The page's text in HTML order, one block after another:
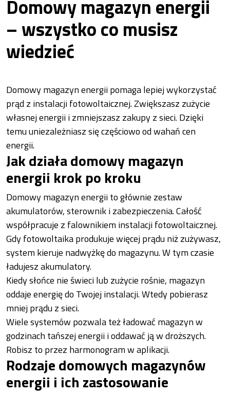
Domowy magazyn energii
– wszystko co musisz
wiedzieć
Domowy magazyn energii pomaga lepiej wykorzystać
prąd z instalacji fotowoltaicznej. Zwiększasz zużycie
własnej energii i zmniejszasz zakupy z sieci. Dzięki
temu uniezależniasz się częściowo od wahań cen
energii.
Jak działa domowy magazyn
energii krok po kroku
Domowy magazyn energii to głównie zestaw
akumulatorów, sterownik i zabezpieczenia. Całość
współpracuje z falownikiem instalacji fotowoltaicznej.
Gdy fotowoltaika produkuje więcej prądu niż zużywasz,
system kieruje nadwyżkę do magazynu. W tym czasie
ładujesz akumulatory.
Kiedy słońce nie świeci lub zużycie rośnie, magazyn
oddaje energię do Twojej instalacji. Wtedy pobierasz
mniej prądu z sieci.
Wiele systemów pozwala też ładować magazyn w
godzinach tańszej energii i oddawać ją w droższych.
Robisz to przez harmonogram w aplikacji.
Rodzaje domowych magazynów
energii i ich zastosowanie